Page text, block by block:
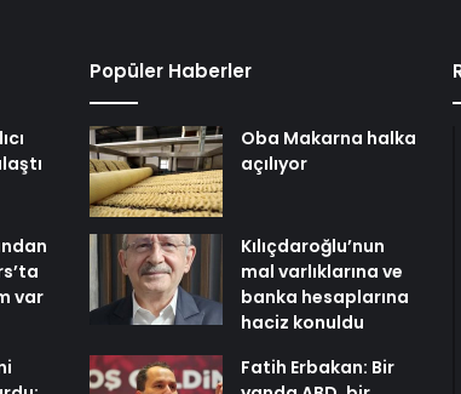
var
Popüler Haberler
Oba Makarna halka
açılıyor
Kılıçdaroğlu’nun
mal varlıklarına ve
banka hesaplarına
haciz konuldu
Fatih Erbakan: Bir